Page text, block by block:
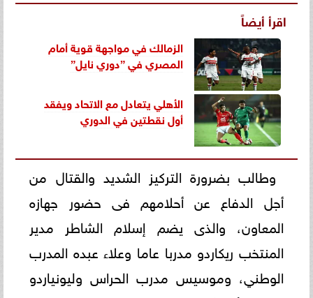
اقرأ أيضاً
الزمالك في مواجهة قوية أمام
المصري في ”دوري نايل”
الأهلي يتعادل مع الاتحاد ويفقد
أول نقطتين في الدوري
وطالب بضرورة التركيز الشديد والقتال من
أجل الدفاع عن أحلامهم فى حضور جهازه
المعاون، والذى يضم إسلام الشاطر مدير
المنتخب ريكاردو مدربا عاما وعلاء عبده المدرب
الوطني، وموسيس مدرب الحراس وليونياردو